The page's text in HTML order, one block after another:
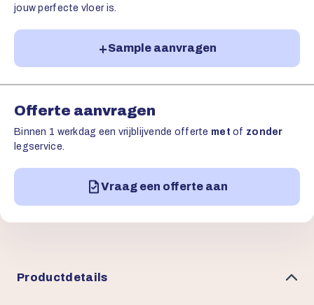
jouw perfecte vloer is.
Sample aanvragen
Offerte aanvragen
Binnen 1 werkdag een vrijblijvende offerte met of zonder
legservice.
Vraag een offerte aan
Productdetails